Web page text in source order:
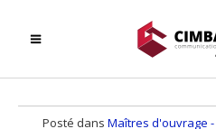
Posté dans Maîtres d'ouvrage